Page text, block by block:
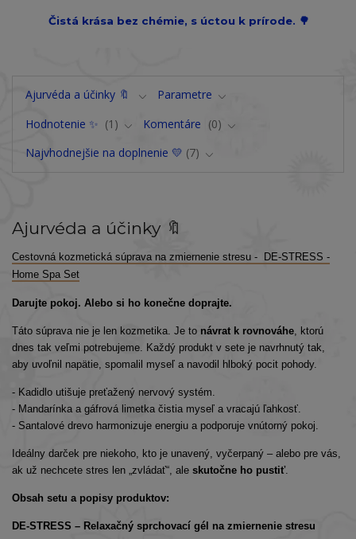
Čistá krása bez chémie, s úctou k prírode. 🌳
Ajurvéda a účinky 🔖
Parametre
Hodnotenie ✨
1 Komentáre
0
Najvhodnejšie na doplnenie 💛 7
Ajurvéda a účinky 🔖
Cestovná kozmetická súprava na zmiernenie stresu - DE-STRESS -
Home Spa Set
Darujte pokoj. Alebo si ho konečne doprajte.
Táto súprava nie je len kozmetika. Je to návrat k rovnováhe, ktorú
dnes tak veľmi potrebujeme. Každý produkt v sete je navrhnutý tak,
aby uvoľnil napätie, spomalil myseľ a navodil hlboký pocit pohody.
- Kadidlo utišuje preťažený nervový systém.
- Mandarínka a gáfrová limetka čistia myseľ a vracajú ľahkosť.
- Santalové drevo harmonizuje energiu a podporuje vnútorný pokoj.
Ideálny darček pre niekoho, kto je unavený, vyčerpaný – alebo pre vás,
ak už nechcete stres len „zvládať“, ale skutočne ho pustiť.
Obsah setu a popisy produktov:
DE-STRESS – Relaxačný sprchovací gél na zmiernenie stresu